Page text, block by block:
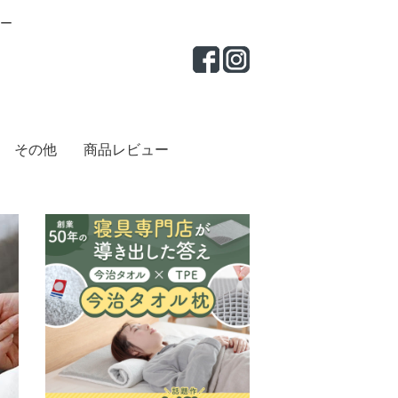
その他 商品レビュー